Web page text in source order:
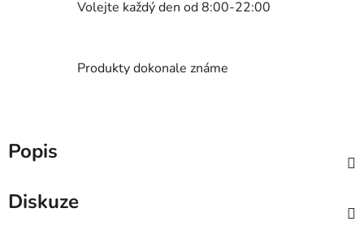
Volejte každý den od 8:00-22:00
Produkty dokonale známe
Popis
Diskuze